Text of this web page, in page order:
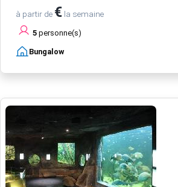
à partir de € la semaine
5 personne(s)
Bungalow